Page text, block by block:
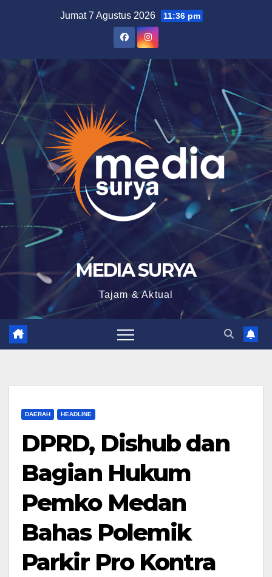
Jumat 7 Agustus 2026 11:36 pm
MEDIA SURYA
Tajam & Aktual
DAERAH HEADLINE
DPRD, Dishub dan
Bagian Hukum
Pemko Medan
Bahas Polemik
Parkir Pro Kontra